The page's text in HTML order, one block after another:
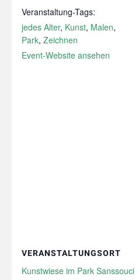
Veranstaltung-Tags:
jedes Alter, Kunst, Malen,
Park, Zeichnen
Event-Website ansehen
VERANSTALTUNGSORT
Kunstwiese im Park Sanssouci